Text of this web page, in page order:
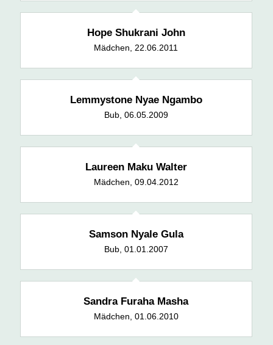
Hope Shukrani John
Mädchen, 22.06.2011
Lemmystone Nyae Ngambo
Bub, 06.05.2009
Laureen Maku Walter
Mädchen, 09.04.2012
Samson Nyale Gula
Bub, 01.01.2007
Sandra Furaha Masha
Mädchen, 01.06.2010